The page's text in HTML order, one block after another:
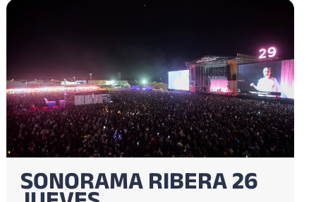
SONORAMA RIBERA 26